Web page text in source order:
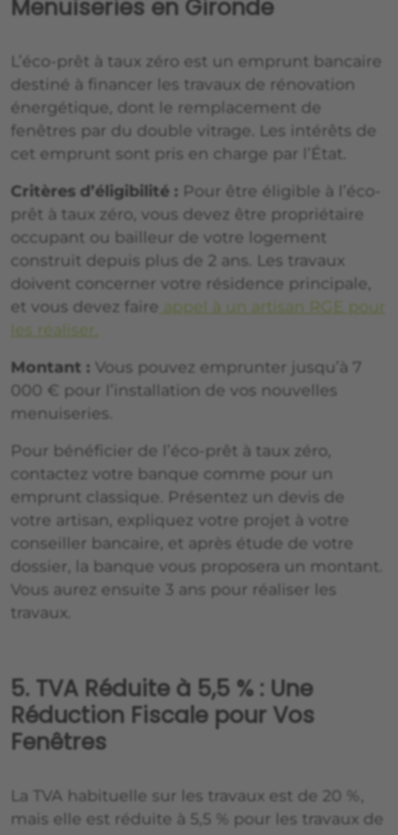
Menuiseries en Gironde
L’éco-prêt à taux zéro est un emprunt bancaire
destiné à financer les travaux de rénovation
énergétique, dont le remplacement de
fenêtres par du double vitrage. Les intérêts de
cet emprunt sont pris en charge par l’État.
Critères d’éligibilité : Pour être éligible à l’éco-
prêt à taux zéro, vous devez être propriétaire
occupant ou bailleur de votre logement
construit depuis plus de 2 ans. Les travaux
doivent concerner votre résidence principale,
et vous devez faire appel à un artisan RGE pour
les réaliser.
Montant : Vous pouvez emprunter jusqu’à 7
000 € pour l’installation de vos nouvelles
menuiseries.
Pour bénéficier de l’éco-prêt à taux zéro,
contactez votre banque comme pour un
emprunt classique. Présentez un devis de
votre artisan, expliquez votre projet à votre
conseiller bancaire, et après étude de votre
dossier, la banque vous proposera un montant.
Vous aurez ensuite 3 ans pour réaliser les
travaux.
5. TVA Réduite à 5,5 % : Une
Réduction Fiscale pour Vos
Fenêtres
La TVA habituelle sur les travaux est de 20 %,
mais elle est réduite à 5,5 % pour les travaux de